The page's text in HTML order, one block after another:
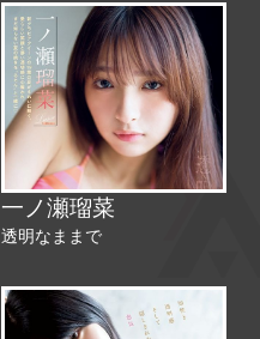
一ノ瀬瑠菜
透明なままで